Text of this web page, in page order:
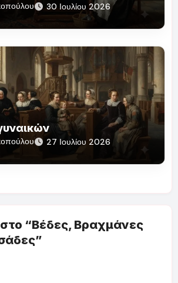
30 Ιουλίου 2026
27 Ιουλίου 2026
“Βέδες, Βραχμάνες